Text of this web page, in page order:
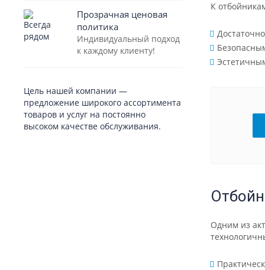
К
Одним из
Прозрачная ценовая
политика
Индивидуальный подход
к каждому клиенту!
Цель нашей компании —
предложение широкого ассортимента
товаров и услуг на постоянно
высоком качестве обслуживания.